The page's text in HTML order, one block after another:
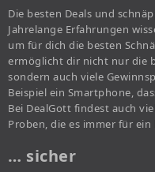
Die besten Deals und
Jahrelange Erfahrungen
um für dich die besten
ermöglicht dir nicht nur die
sondern auch viele
Beispiel ein Smartphone,
Bei DealGott findest auch
Proben, die es immer für
… sicher